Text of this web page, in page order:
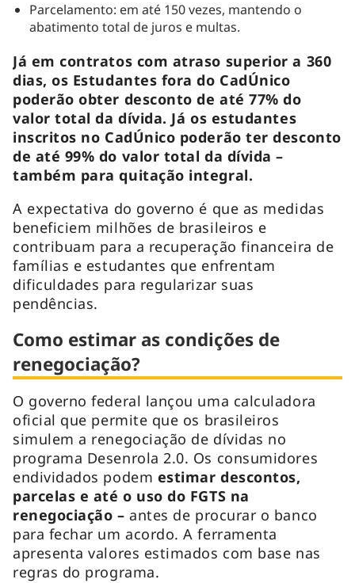
Parcelamento: em até 150 vezes, mantendo o
abatimento total de juros e multas.
Já em contratos com atraso superior a 360
dias, os Estudantes fora do CadÚnico
poderão obter desconto de até 77% do
valor total da dívida. Já os estudantes
inscritos no CadÚnico poderão ter desconto
de até 99% do valor total da dívida –
também para quitação integral.
A expectativa do governo é que as medidas
beneficiem milhões de brasileiros e
contribuam para a recuperação financeira de
famílias e estudantes que enfrentam
dificuldades para regularizar suas
pendências.
Como estimar as condições de
renegociação?
O governo federal lançou uma calculadora
oficial que permite que os brasileiros
simulem a renegociação de dívidas no
programa Desenrola 2.0. Os consumidores
endividados podem estimar descontos,
parcelas e até o uso do FGTS na
renegociação – antes de procurar o banco
para fechar um acordo. A ferramenta
apresenta valores estimados com base nas
regras do programa.